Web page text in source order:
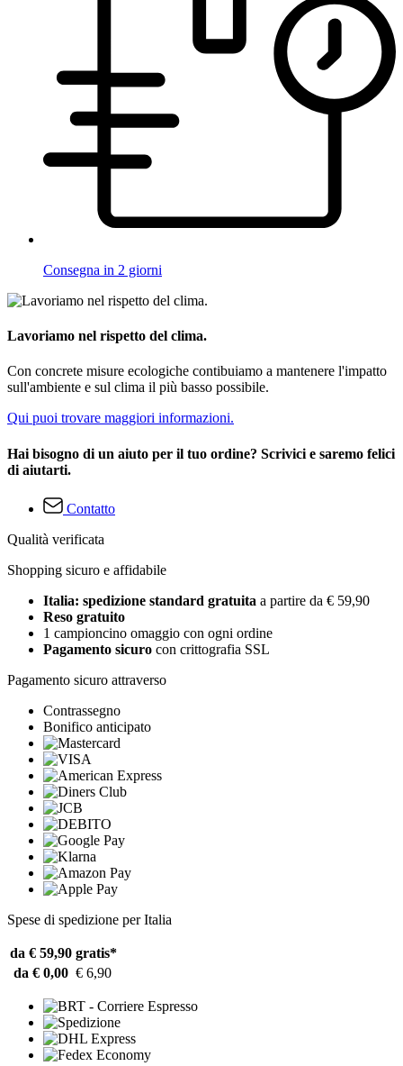
Consegna in 2 giorni
Lavoriamo nel rispetto del clima.
Con concrete misure ecologiche contibuiamo a mantenere l'impatto
sull'ambiente e sul clima il più basso possibile.
Qui puoi trovare maggiori informazioni.
Hai bisogno di un aiuto per il tuo ordine? Scrivici e saremo felici
di aiutarti.
Contatto
Qualità verificata
Shopping sicuro e affidabile
Italia: spedizione standard gratuita a partire da € 59,90
Reso gratuito
1 campioncino omaggio con ogni ordine
Pagamento sicuro con crittografia SSL
Pagamento sicuro attraverso
Contrassegno
Bonifico anticipato
Spese di spedizione per Italia
da € 59,90 gratis*
da € 0,00 € 6,90